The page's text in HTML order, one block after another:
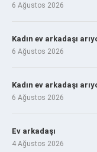
6 Ağustos 2026
Kadın ev arkadaşı
6 Ağustos 2026
Kadın ev arkadaşı
6 Ağustos 2026
Ev arkadaşı
4 Ağustos 2026